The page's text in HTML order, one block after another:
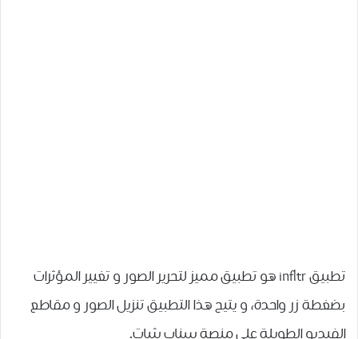
تطبيق infltr ﻫﻮ ﺗﻄﺒﻴﻖ مميز ﻟﺘﺤﺮﻳﺮ ﺍﻟﺼﻮﺭ ﻭ ﺗﻐﻴﻴﺮ ﺍﻟﻤﺆﺛﺮﺍﺕ
ﺑﻀﻐﻄﺔ ﺯﺭ ﻭﺍﺣﺪﺓ، و يتيح هذا التطبيق تنزيل الصور و مقاطع
الفيديو الطويلة على منصة سناب شات.